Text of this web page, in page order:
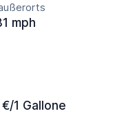
mph
1 Gallone